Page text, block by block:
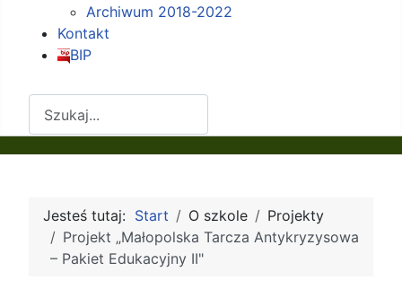
Archiwum 2018-2022
Kontakt
BIP
Jesteś tutaj: Start O szkole
Projekty
Projekt „Małopolska Tarcza Antykryzysowa
– Pakiet Edukacyjny II"